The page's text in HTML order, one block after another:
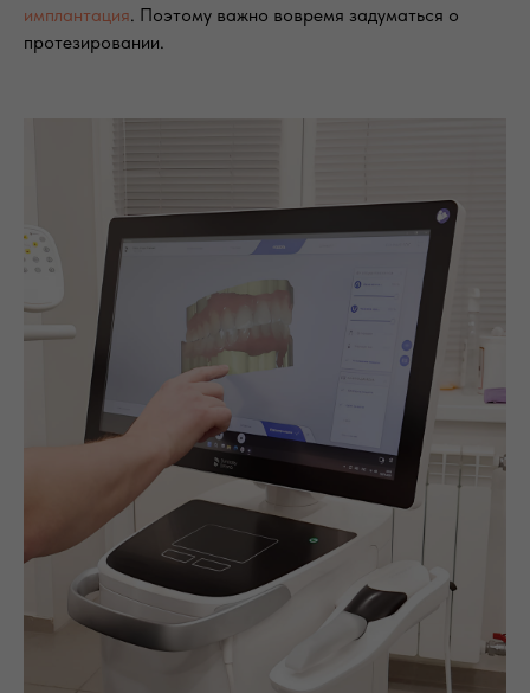
имплантация. Поэтому важно вовремя задуматься о
протезировании.